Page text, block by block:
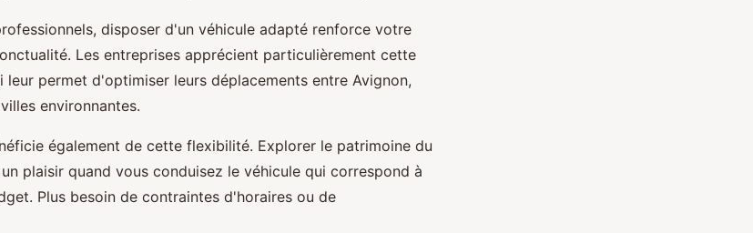
disposer d'un véhicule adapté renforce votre
Les entreprises apprécient particulièrement cette
permet d'optimiser leurs déplacements entre Avignon,
environnantes.
également de cette flexibilité. Explorer le patrimoine du
plaisir quand vous conduisez le véhicule qui correspond à
Plus besoin de contraintes d'horaires ou de